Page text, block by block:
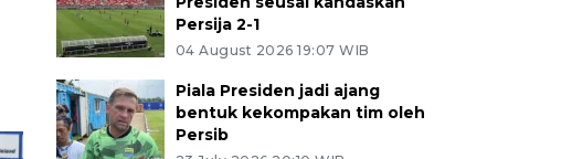
Persija 2-1
04 August 2026 19:07 WIB
Piala Presiden jadi ajang
bentuk kekompakan tim oleh
Persib